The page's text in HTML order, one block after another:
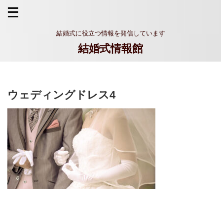
結婚式に役立つ情報を発信しています
結婚式情報館
ウェディングドレス4